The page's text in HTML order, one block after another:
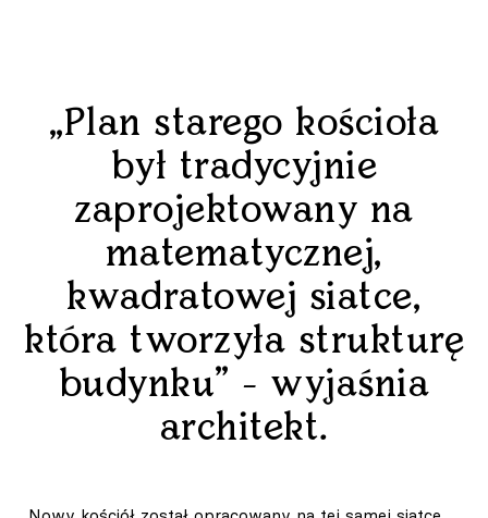
„Plan starego kościoła
był tradycyjnie
zaprojektowany na
matematycznej,
kwadratowej siatce,
która tworzyła strukturę
budynku” - wyjaśnia
architekt.